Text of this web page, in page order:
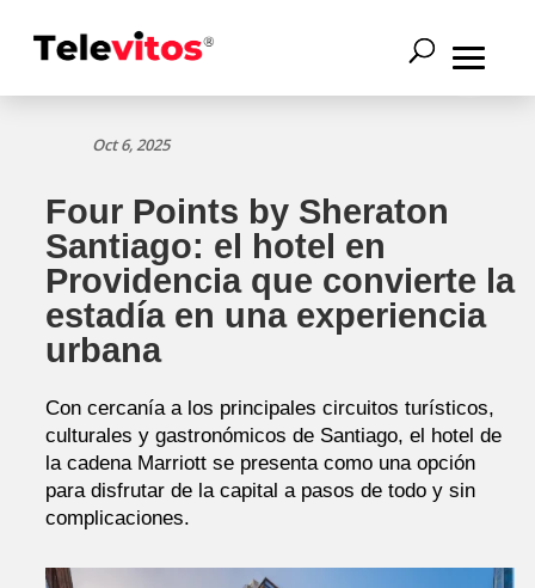
Oct 6, 2025
Four Points by Sheraton
Santiago: el hotel en
Providencia que convierte la
estadía en una experiencia
urbana
Con cercanía a los principales circuitos turísticos,
culturales y gastronómicos de Santiago, el hotel de
la cadena Marriott se presenta como una opción
para disfrutar de la capital a pasos de todo y sin
complicaciones.